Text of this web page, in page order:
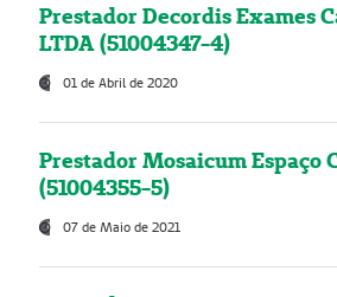
Prestador Decordis Exames
LTDA (51004347-4)
01 de Abril de 2020
Prestador Mosaicum Espaço
(51004355-5)
07 de Maio de 2021